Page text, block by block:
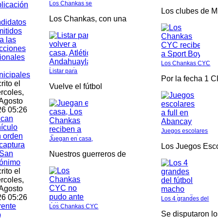
las
el
05:26
orden
el
05:26
Los Chankas se
Los Chankas, con una
Listar para
Vuelve el fútbol
Juegan en casa,
Nuestros guerreros de
Los Chankas CYC
Los clubes de
Los Chankas CYC
Por la fecha 1
Juegos escolares
Los Juegos
Los 4 grandes del
Se disputaron